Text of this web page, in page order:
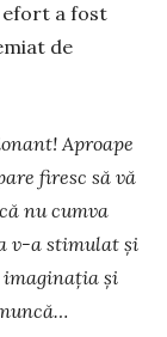
efort a fost
de
Aproape
firesc să vă
nu cumva
v-a stimu­lat şi
şi